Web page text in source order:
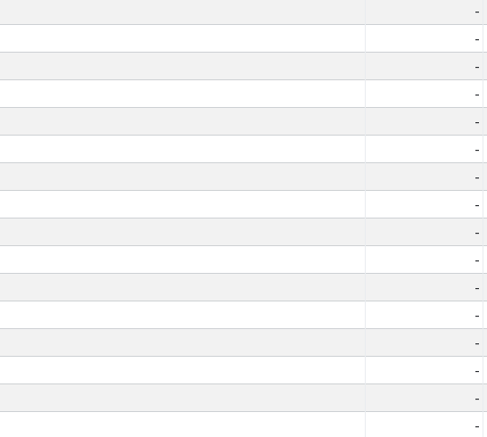
-
-
-
-
-
-
-
-
-
-
-
-
-
-
-
-